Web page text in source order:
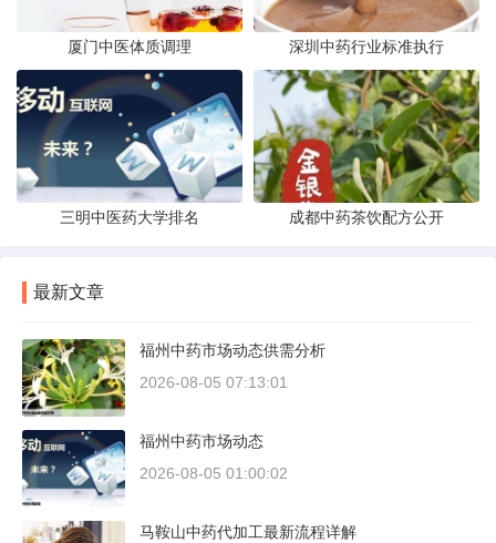
厦门中医体质调理 深圳中药行业标准执行
三明中医药大学排名 成都中药茶饮配方公开
最新文章
福州中药市场动态供需分析
2026-08-05 07:13:01
福州中药市场动态
2026-08-05 01:00:02
马鞍山中药代加工最新流程详解